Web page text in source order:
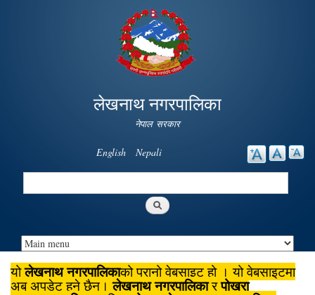
main
content
लेखनाथ नगरपालिका
नेपाल सरकार
English Nepali
Search
योलेखनाथ नगरपालिकाको पुरानो वेबसाइट हो । यो वेबसाइटमा
अब अपडेट हुने छैन।लेखनाथ नगरपालिकारपोखरा